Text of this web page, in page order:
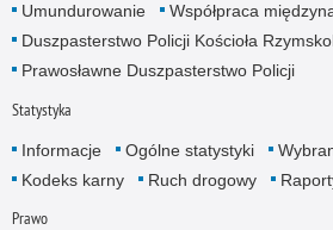
Umundurowanie
Współpraca
Duszpasterstwo Policji Kościoła
Prawosławne Duszpasterstwo Policji
Statystyka
Informacje Ogólne statystyki
Kodeks karny
Ruch drogowy
Prawo